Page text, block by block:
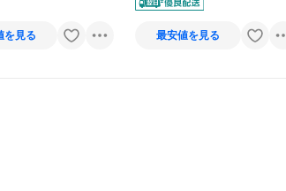
を見る 最安値を見る